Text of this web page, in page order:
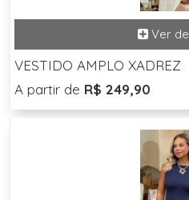
VESTIDO AMPLO XADREZ
A partir de R$ 249,90